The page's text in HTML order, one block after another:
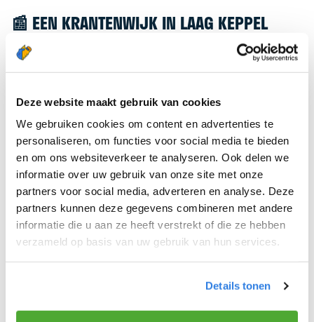
Deze website maakt gebruik van cookies
We gebruiken cookies om content en advertenties te
personaliseren, om functies voor social media te bieden
en om ons websiteverkeer te analyseren. Ook delen we
informatie over uw gebruik van onze site met onze
partners voor social media, adverteren en analyse. Deze
partners kunnen deze gegevens combineren met andere
informatie die u aan ze heeft verstrekt of die ze hebben
verzameld op basis van uw gebruik van hun services.
Details tonen
📰 EEN KRANTENWIJK IN LAAG KEPPEL
Leuk dat je geïnteresseerd bent in een
krantenwijk in Laag Keppel! Om je verder te
website vankrantenbezorgen.nl. Daar kun je je
eenvoudig aanmelden om de krant te bezorgen in
Laag Keppel.
We hopen dat je snel aan de slag kunt en wensen
je veel succes! 🚴‍♂️💨